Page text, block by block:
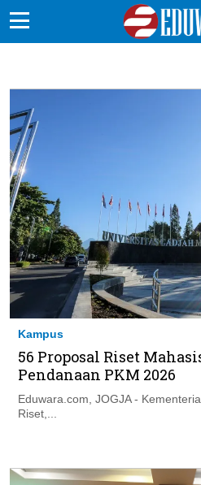
Vokasi
Kampus
Idea
Sains
EduDana
Ikuti
Kampus
56 Proposal Riset
Pendanaan PKM 2026
Eduwara.com, JOGJA -
Riset,...